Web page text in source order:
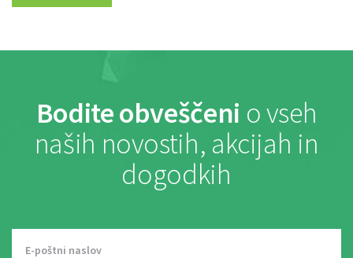
Bodite obveščeni o vseh
naših novostih, akcijah in
dogodkih